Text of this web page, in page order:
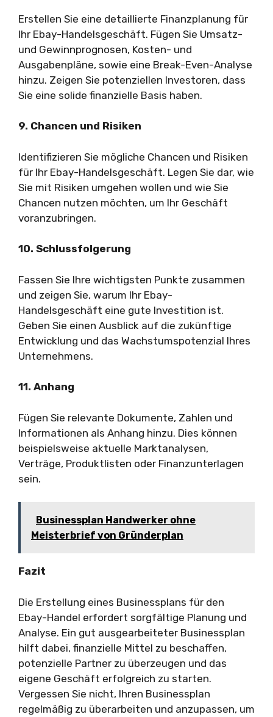
Erstellen Sie eine detaillierte Finanzplanung für
Ihr Ebay-Handelsgeschäft. Fügen Sie Umsatz-
und Gewinnprognosen, Kosten- und
Ausgabenpläne, sowie eine Break-Even-Analyse
hinzu. Zeigen Sie potenziellen Investoren, dass
Sie eine solide finanzielle Basis haben.
9. Chancen und Risiken
Identifizieren Sie mögliche Chancen und Risiken
für Ihr Ebay-Handelsgeschäft. Legen Sie dar, wie
Sie mit Risiken umgehen wollen und wie Sie
Chancen nutzen möchten, um Ihr Geschäft
voranzubringen.
10. Schlussfolgerung
Fassen Sie Ihre wichtigsten Punkte zusammen
und zeigen Sie, warum Ihr Ebay-
Handelsgeschäft eine gute Investition ist.
Geben Sie einen Ausblick auf die zukünftige
Entwicklung und das Wachstumspotenzial Ihres
Unternehmens.
11. Anhang
Fügen Sie relevante Dokumente, Zahlen und
Informationen als Anhang hinzu. Dies können
beispielsweise aktuelle Marktanalysen,
Verträge, Produktlisten oder Finanzunterlagen
sein.
Businessplan Handwerker ohne
Meisterbrief von Gründerplan
Fazit
Die Erstellung eines Businessplans für den
Ebay-Handel erfordert sorgfältige Planung und
Analyse. Ein gut ausgearbeiteter Businessplan
hilft dabei, finanzielle Mittel zu beschaffen,
potenzielle Partner zu überzeugen und das
eigene Geschäft erfolgreich zu starten.
Vergessen Sie nicht, Ihren Businessplan
regelmäßig zu überarbeiten und anzupassen, um